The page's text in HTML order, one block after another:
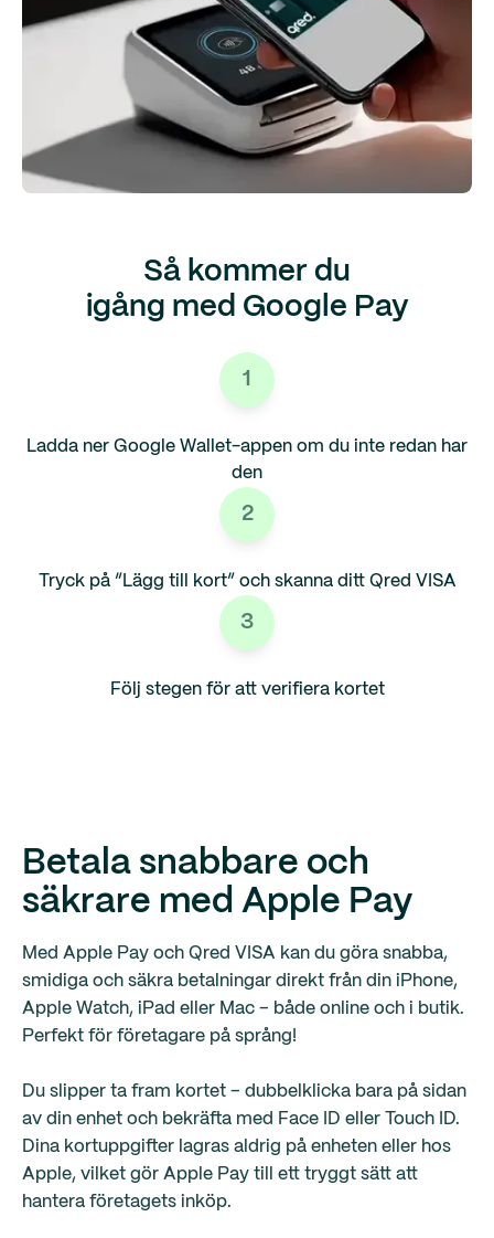
Så kommer du
igång med Google Pay
1
Ladda ner Google Wallet-appen om du inte redan har
den
2
Tryck på ”Lägg till kort” och skanna ditt Qred VISA
3
Följ stegen för att verifiera kortet
Betala snabbare och
säkrare med Apple Pay
Med Apple Pay och Qred VISA kan du göra snabba,
smidiga och säkra betalningar direkt från din iPhone,
Apple Watch, iPad eller Mac – både online och i butik.
Perfekt för företagare på språng!
Du slipper ta fram kortet – dubbelklicka bara på sidan
av din enhet och bekräfta med Face ID eller Touch ID.
Dina kortuppgifter lagras aldrig på enheten eller hos
Apple, vilket gör Apple Pay till ett tryggt sätt att
hantera företagets inköp.